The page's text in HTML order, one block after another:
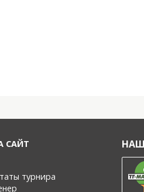
САЙТ
турнира